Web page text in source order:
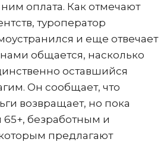
оплата. Как отмечают
туроператор
и еще отвечает
общается, насколько
оставшийся
Он сообщает, что
возвращает, но пока
65+, безработным и
предлагают